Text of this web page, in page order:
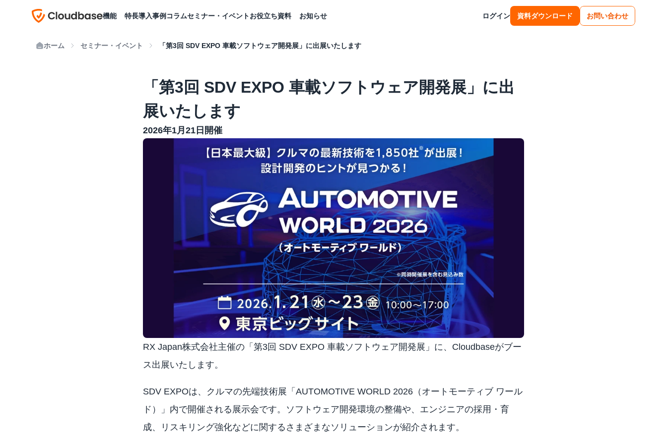
ホーム セミナー・イベント 「第3回 SDV EXPO 車載ソフトウェア開発展」に出展いたします
「第3回 SDV EXPO 車載ソフトウェア開発展」に出
展いたします
2026年1月21日開催
RX Japan株式会社主催の「第3回 SDV EXPO 車載ソフトウェア開発展」に、Cloudbaseがブー
ス出展いたします。
SDV EXPOは、クルマの先端技術展「AUTOMOTIVE WORLD 2026（オートモーティブ ワール
ド）」内で開催される展示会です。ソフトウェア開発環境の整備や、エンジニアの採用・育
成、リスキリング強化などに関するさまざまなソリューションが紹介されます。
機能 特長導入事例 コラムセミナー・イベントお役立ち資料 お知らせ ログイン 資料ダウンロード お問い合わせ